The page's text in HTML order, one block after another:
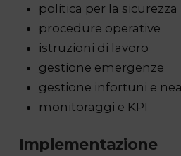
politica per la sicurezza
procedure operative
istruzioni di lavoro
gestione emergenze
gestione infortuni e
monitoraggi e KPI
Implementazione